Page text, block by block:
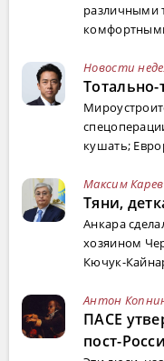
различными
Новости
кушать;
Максим Карев
Тяни,
Анкара
хозяином
Кючук-
Антон
ПАСЕ
пост-